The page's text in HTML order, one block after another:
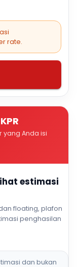
rate.
Anda isi
estimasi
floating, plafon
penghasilan
dan bukan